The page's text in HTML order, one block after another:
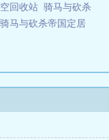
回收站 骑马与砍杀
骑马与砍杀帝国定居